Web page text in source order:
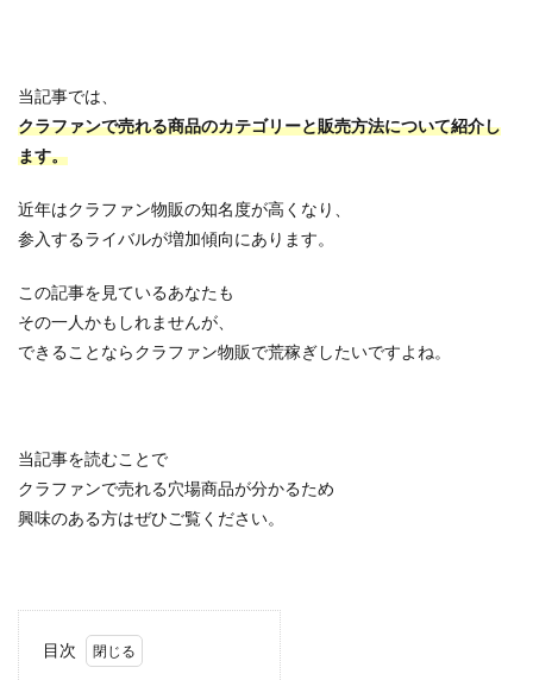
当記事では、
クラファンで売れる商品のカテゴリーと販売方法について紹介し
ます。
近年はクラファン物販の知名度が高くなり、
参入するライバルが増加傾向にあります。
この記事を見ているあなたも
その一人かもしれませんが、
できることならクラファン物販で荒稼ぎしたいですよね。
当記事を読むことで
クラファンで売れる穴場商品が分かるため
興味のある方はぜひご覧ください。
目次